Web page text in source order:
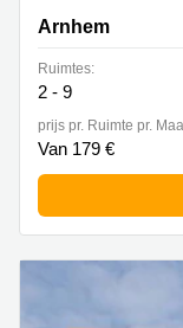
Arnhem
Ruimtes:
2 - 9
prijs pr. Ruimte pr.
Van 179 €